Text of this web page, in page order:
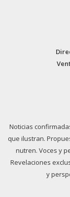
Noticias
que ilustran.
nutren. Voces y
Revelaciones
y